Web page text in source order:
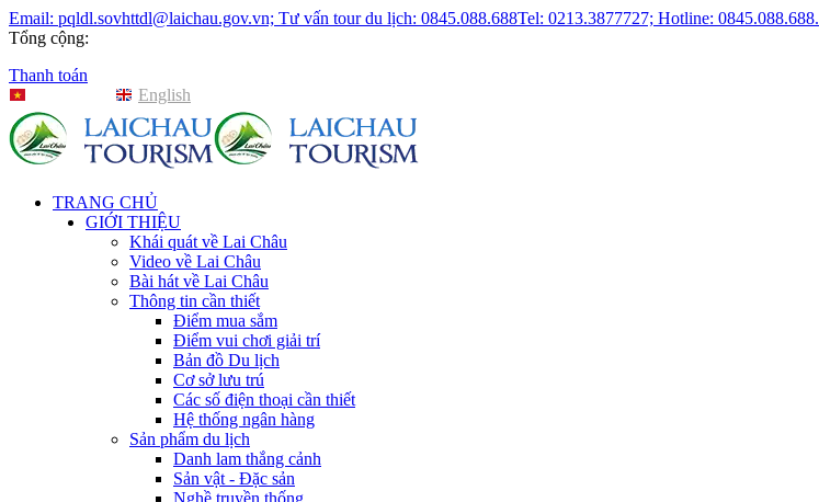
Email: pqldl.sovhttdl@laichau.gov.vn; Tư vấn tour du lịch: 0845.088.688Tel: 0213.3877727; Hotline: 0845.088.688.
Tổng cộng:
Thanh toán
English
TRANG CHỦ
GIỚI THIỆU
Khái quát về Lai Châu
Video về Lai Châu
Bài hát về Lai Châu
Thông tin cần thiết
Điểm mua sắm
Điểm vui chơi giải trí
Bản đồ Du lịch
Cơ sở lưu trú
Các số điện thoại cần thiết
Hệ thống ngân hàng
Sản phẩm du lịch
Danh lam thắng cảnh
Sản vật - Đặc sản
Nghề truyền thống